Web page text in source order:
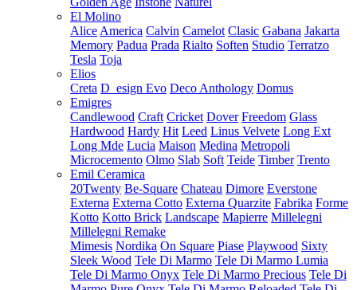
El Molino
Alice America Calvin Camelot Clasic Gabana Jakarta
Memory Padua Prada Rialto Soften Studio Terratzo
Tesla Toja
Elios
Creta D_esign Evo Deco Anthology Domus
Emigres
Candlewood Craft Cricket Dover Freedom Glass
Hardwood Hardy Hit Leed Linus Velvete Long Ext
Long Mde Lucia Maison Medina Metropoli
Microcemento Olmo Slab Soft Teide Timber Trento
Emil Ceramica
20Twenty Be-Square Chateau Dimore Everstone
Externa Externa Cotto Externa Quarzite Fabrika Forme
Kotto Kotto Brick Landscape Mapierre Millelegni
Millelegni Remake
Mimesis Nordika On Square Piase Playwood Sixty
Sleek Wood Tele Di Marmo Tele Di Marmo Lumia
Tele Di Marmo Onyx Tele Di Marmo Precious Tele Di